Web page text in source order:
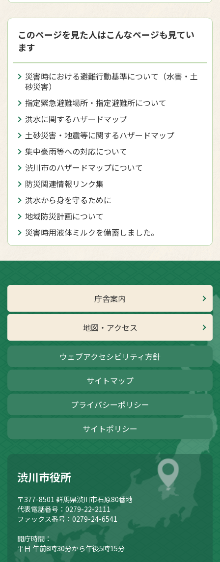
このページを見た人はこんなページも見てい
ます
災害時における避難行動基準について（水害・土
砂災害）
指定緊急避難場所・指定避難所について
洪水に関するハザードマップ
土砂災害・地震等に関するハザードマップ
集中豪雨等への対応について
渋川市のハザードマップについて
防災関連情報リンク集
洪水から身を守るために
地域防災計画について
災害時用液体ミルクを備蓄しました。
庁舎案内
地図・アクセス
ウェブアクセシビリティ方針
サイトマップ
プライバシーポリシー
サイトポリシー
渋川市役所
〒377-8501 群馬県渋川市石原80番地
代表電話番号：0279-22-2111
ファックス番号：0279-24-6541
開庁時間：
平日 午前8時30分から午後5時15分